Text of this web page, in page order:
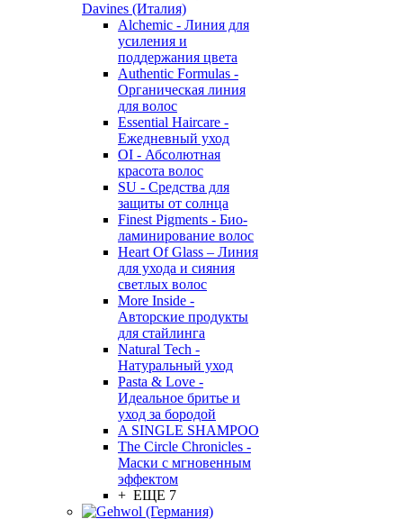
Davines (Италия)
Alchemic - Линия для
усиления и
поддержания цвета
Authentic Formulas -
Органическая линия
для волос
Essential Haircare -
Eжедневный уход
OI - Абсолютная
красота волос
SU - Средства для
защиты от солнца
Finest Pigments - Био-
ламинирование волос
Heart Of Glass – Линия
для ухода и сияния
светлых волос
More Inside -
Авторские продукты
для стайлинга
Natural Tech -
Натуральный уход
Pasta & Love -
Идеальное бритье и
уход за бородой
A SINGLE SHAMPOO
The Circle Chronicles -
Маски с мгновенным
эффектом
+ ЕЩЕ 7